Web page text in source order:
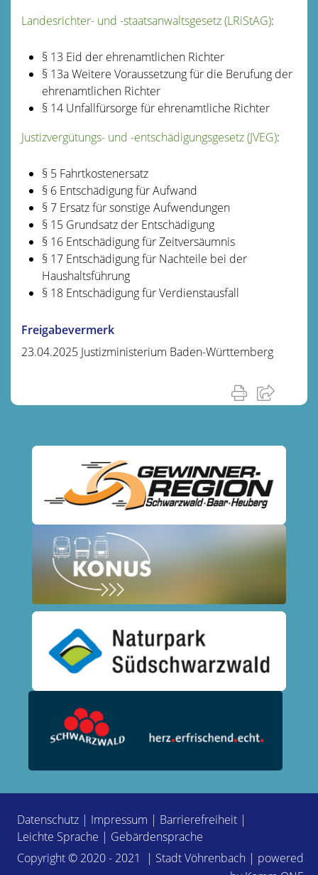
Landesrichter- und -staatsanwaltsgesetz (LRiStAG):
§ 13 Eid der ehrenamtlichen Richter
§ 13a Weitere Voraussetzung für die Berufung der
ehrenamtlichen Richter
§ 14 Unfallfürsorge für ehrenamtliche Richter
Justizvergütungs- und -entschädigungsgesetz (JVEG):
§ 5 Fahrtkostenersatz
§ 6 Entschädigung für Aufwand
§ 7 Ersatz für sonstige Aufwendungen
§ 15 Grundsatz der Entschädigung
§ 16 Entschädigung für Zeitversäumnis
§ 17 Entschädigung für Nachteile bei der
Haushaltsführung
§ 18 Entschädigung für Verdienstausfall
Freigabevermerk
23.04.2025 Justizministerium Baden-Württemberg
Datenschutz | Impressum | Barrierefreiheit |
Leichte Sprache | Gebärdensprache
Copyright © 2020 - 2021 | Stadt Vöhrenbach | powered